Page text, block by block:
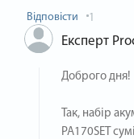
Відповісти 1
Експерт
Доброго дня!
Так, набір
PA170SET